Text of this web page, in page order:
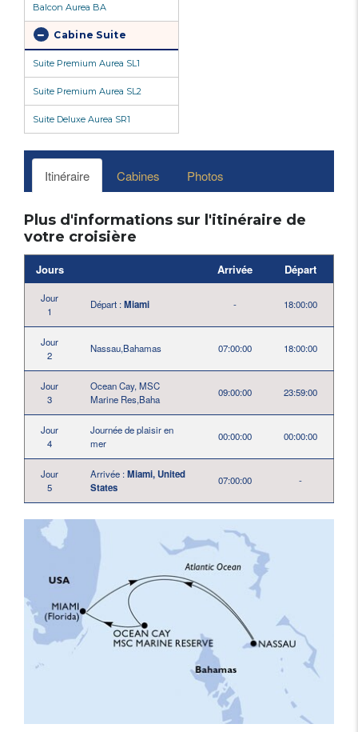
Balcon Aurea BA
Cabine Suite
Suite Premium Aurea SL1
Suite Premium Aurea SL2
Suite Deluxe Aurea SR1
Itinéraire Cabines Photos
Plus d'informations sur l'itinéraire de
votre croisière
Jours Arrivée Départ
Jour
1
Départ :Miami - 18:00:00
Jour
2
Nassau,Bahamas 07:00:00 18:00:00
Jour
3
Ocean Cay, MSC
Marine Res,Baha
09:00:00 23:59:00
Jour
4
Journée de plaisir en
mer
00:00:00 00:00:00
Jour
5
Arrivée :Miami, United
States
07:00:00 -